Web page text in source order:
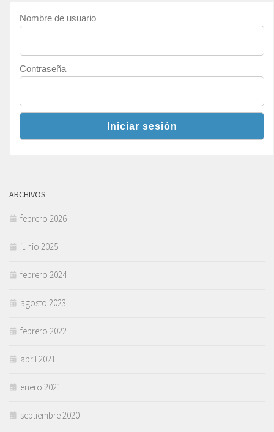
Nombre de usuario
Contraseña
ARCHIVOS
febrero 2026
junio 2025
febrero 2024
agosto 2023
febrero 2022
abril 2021
enero 2021
septiembre 2020